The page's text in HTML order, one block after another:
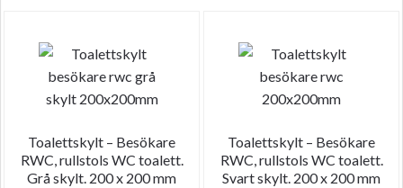
Toalettskylt – Besökare
RWC, rullstols WC toalett.
Grå skylt. 200 x 200 mm
Toalettskylt – Besökare
RWC, rullstols WC toalett.
Svart skylt. 200 x 200 mm